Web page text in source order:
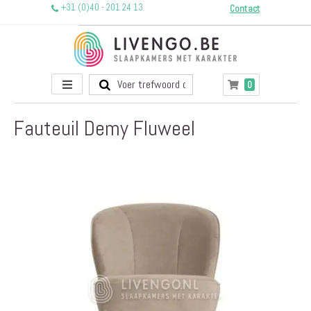
+31 (0)40 - 201 24 13 Contact
Toggle
Nav
Winkelwagen
0producten
Fauteuil Demy Fluweel